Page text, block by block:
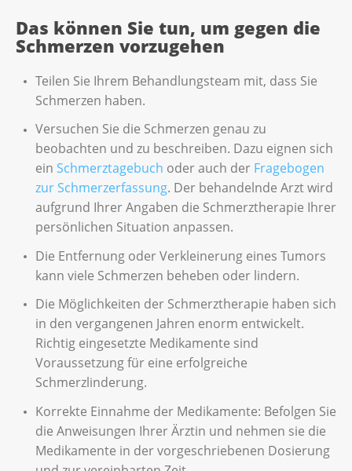
Das können Sie tun, um gegen die
Schmerzen vorzugehen
Teilen Sie Ihrem Behandlungsteam mit, dass Sie
Schmerzen haben.
Versuchen Sie die Schmerzen genau zu
beobachten und zu beschreiben. Dazu eignen sich
ein Schmerztagebuch oder auch der Fragebogen
zur Schmerzerfassung. Der behandelnde Arzt wird
aufgrund Ihrer Angaben die Schmerztherapie Ihrer
persönlichen Situation anpassen.
Die Entfernung oder Verkleinerung eines Tumors
kann viele Schmerzen beheben oder lindern.
Die Möglichkeiten der Schmerztherapie haben sich
in den vergangenen Jahren enorm entwickelt.
Richtig eingesetzte Medikamente sind
Voraussetzung für eine erfolgreiche
Schmerzlinderung.
Korrekte Einnahme der Medikamente: Befolgen Sie
die Anweisungen Ihrer Ärztin und nehmen sie die
Medikamente in der vorgeschriebenen Dosierung